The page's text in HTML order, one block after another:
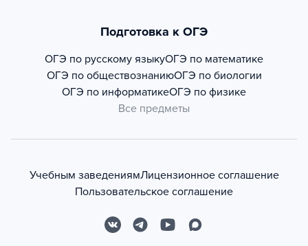
Подготовка к ОГЭ
ОГЭ по русскому языкуОГЭ по математике
ОГЭ по обществознаниюОГЭ по биологии
ОГЭ по информатикеОГЭ по физике
Все предметы
Учебным заведениямЛицензионное соглашение
Пользовательское соглашение